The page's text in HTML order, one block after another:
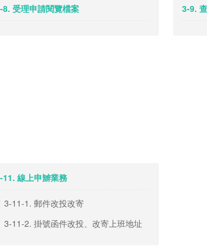
8. 受理申請閱覽檔案 3-9.
11. 線上申辧業務
3-11-1. 郵件改投改寄
3-11-2. 掛號函件改投、改寄上班地址